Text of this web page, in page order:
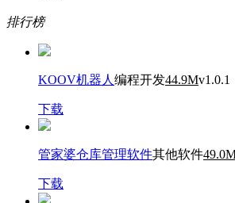
排行榜
KOOV机器人 编程开发44.9Mv1.0.1
下载
管家婆仓库管理软件其他软件
下载